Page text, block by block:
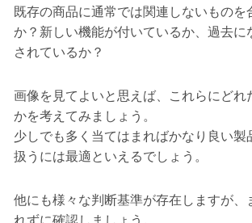
既存の商品に通常では関連しないものを
か？新しい機能が付いているか、過去に
されているか？
画像を見てよいと思えば、これらにどれ
かを考えてみましょう。
少しでも多く当てはまればかなり良い製
扱うには最適といえるでしょう。
他にも様々な判断基準が存在しますが、
れずに確認しましょう。